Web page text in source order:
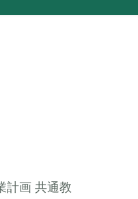
計画 共通教